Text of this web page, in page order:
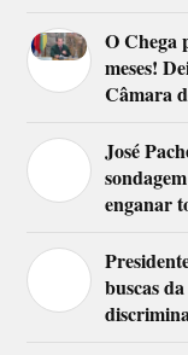
O Chega
meses!
Câmara
José
enganar
buscas